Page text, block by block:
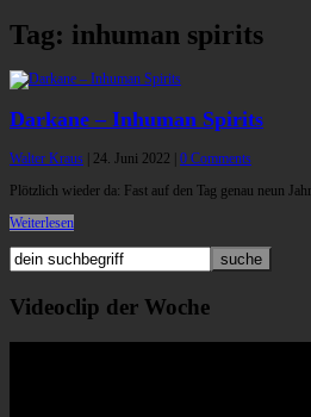
Tag: inhuman spirits
Darkane – Inhuman Spirits
Walter Kraus 24. Juni 2022
0 Comments
Plötzlich wieder da: Fast auf den Tag genau neun
Weiterlesen
Videoclip der Woche